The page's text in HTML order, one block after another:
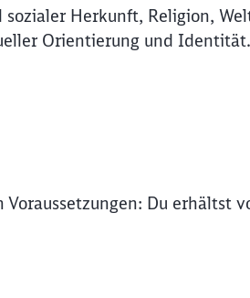
Herkunft, Religion,
Orientierung und Identität.
Du erhältst
Abbrechen